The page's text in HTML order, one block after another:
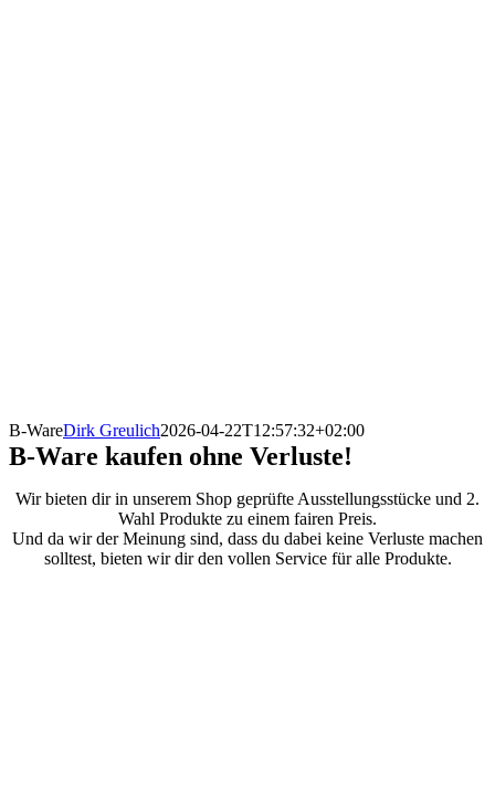
B-WareDirk Greulich2026-04-22T12:57:32+02:00
B-Ware kaufen ohne Verluste!
Wir bieten dir in unserem Shop geprüfte Ausstellungsstücke und 2.
Wahl Produkte zu einem fairen Preis.
Und da wir der Meinung sind, dass du dabei keine Verluste machen
solltest, bieten wir dir den vollen Service für alle Produkte.